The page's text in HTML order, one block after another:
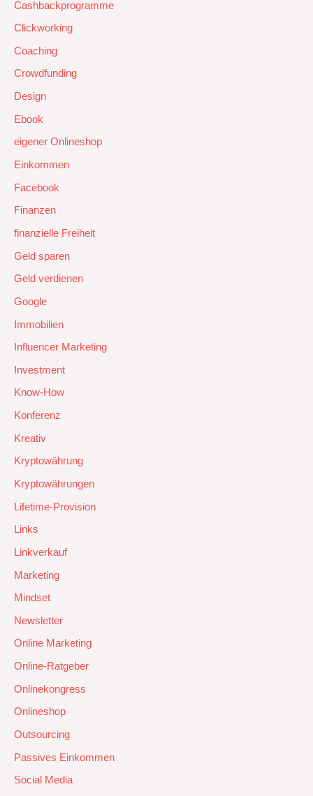
Cashbackprogramme
Clickworking
Coaching
Crowdfunding
Design
Ebook
eigener Onlineshop
Einkommen
Facebook
Finanzen
finanzielle Freiheit
Geld sparen
Geld verdienen
Google
Immobilien
Influencer Marketing
Investment
Know-How
Konferenz
Kreativ
Kryptowährung
Kryptowährungen
Lifetime-Provision
Links
Linkverkauf
Marketing
Mindset
Newsletter
Online Marketing
Online-Ratgeber
Onlinekongress
Onlineshop
Outsourcing
Passives Einkommen
Social Media